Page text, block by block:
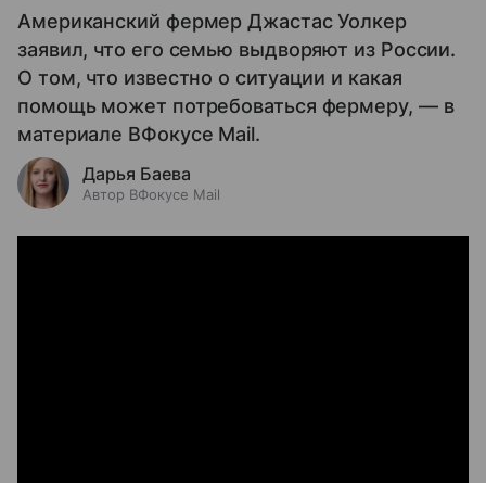
Американский фермер Джастас Уолкер
заявил, что его семью выдворяют из России.
О том, что известно о ситуации и какая
помощь может потребоваться фермеру, — в
материале ВФокусе Mail.
Дарья Баева
Автор ВФокусе Mail